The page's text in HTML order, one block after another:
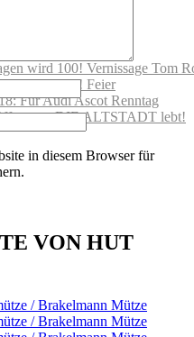
wird 100! Vernissage Tom
wird 100! Feier
Für Audi Ascot Renntag
– DIE ALTSTADT lebt!
in diesem Browser für
VON HUT